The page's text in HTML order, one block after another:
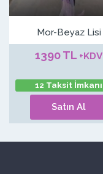
Mor-Beyaz Lisi
1390 TL +KDV
12 Taksit İmkanı
Satın Al